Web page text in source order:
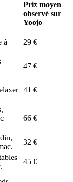
Prix moyen
observé sur
Yoojo
à
29 €
47 €
41 €
66 €
32 €
45 €